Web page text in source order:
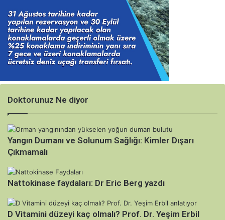
Doktorunuz Ne diyor
Yangın Dumanı ve Solunum Sağlığı: Kimler Dışarı
Çıkmamalı
Nattokinase faydaları: Dr Eric Berg yazdı
D Vitamini düzeyi kaç olmalı? Prof. Dr. Yeşim Erbil